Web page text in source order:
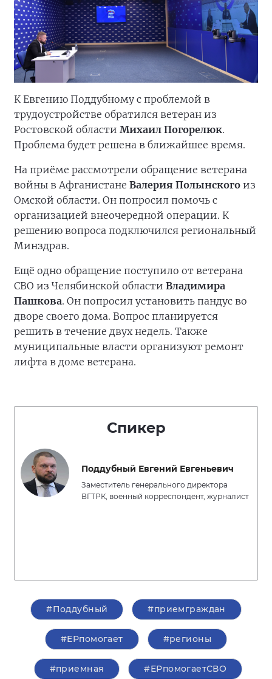
К Евгению Поддубному с проблемой в
трудоустройстве обратился ветеран из
Ростовской области Михаил Погорелюк.
Проблема будет решена в ближайшее время.
На приёме рассмотрели обращение ветерана
войны в Афганистане Валерия Полынского из
Омской области. Он попросил помочь с
организацией внеочередной операции. К
решению вопроса подключился региональный
Минздрав.
Ещё одно обращение поступило от ветерана
СВО из Челябинской области Владимира
Пашкова. Он попросил установить пандус во
дворе своего дома. Вопрос планируется
решить в течение двух недель. Также
муниципальные власти организуют ремонт
лифта в доме ветерана.
Спикер
Поддубный Евгений Евгеньевич
Заместитель генерального директора
ВГТРК, военный корреспондент, журналист
#Поддубный #приемграждан
#ЕРпомогает #регионы
#приемная #ЕРпомогаетСВО